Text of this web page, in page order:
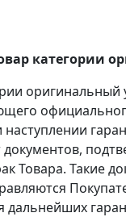
категории
оригинальный
документов,
Товара. Такие
дальнейших